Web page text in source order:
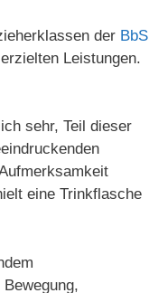
der BbS
Leistungen.
sehr, Teil dieser
eine Trinkflasche